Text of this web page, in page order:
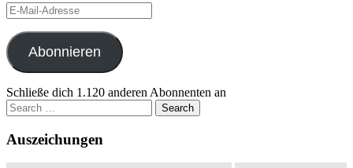
E-
Mail-
Adresse
Abonnieren
Schließe dich 1.120 anderen Abonnenten an
Search
for:
Auszeichungen